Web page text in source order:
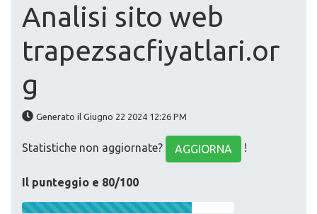
Analisi sito web
trapezsacfiyatlari.or
g
Generato il Giugno 22 2024 12:26 PM
Statistiche non aggiornate? AGGIORNA !
Il punteggio e 80/100